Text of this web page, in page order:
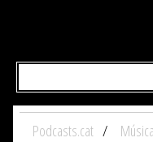
Podcasts.cat Música